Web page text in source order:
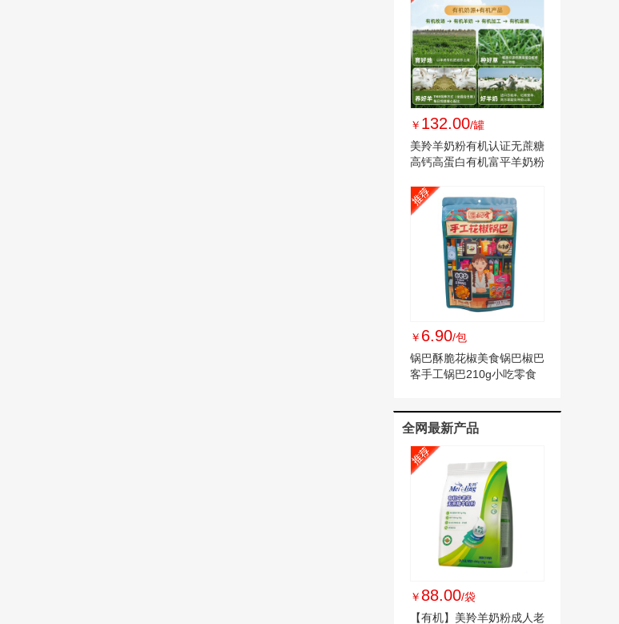
￥ 132.00/罐
美羚羊奶粉有机认证无蔗糖
高钙高蛋白有机富平羊奶粉
￥ 6.90/包
锅巴酥脆花椒美食锅巴椒巴
客手工锅巴210g小吃零食
全网最新产品
￥ 88.00/袋
【有机】美羚羊奶粉成人老